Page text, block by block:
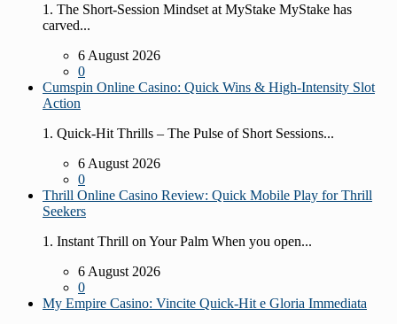
1. The Short‑Session Mindset at MyStake MyStake has
carved...
6 August 2026
0
Cumspin Online Casino: Quick Wins & High‑Intensity Slot
Action
1. Quick‑Hit Thrills – The Pulse of Short Sessions...
6 August 2026
0
Thrill Online Casino Review: Quick Mobile Play for Thrill
Seekers
1. Instant Thrill on Your Palm When you open...
6 August 2026
0
My Empire Casino: Vincite Quick‑Hit e Gloria Immediata